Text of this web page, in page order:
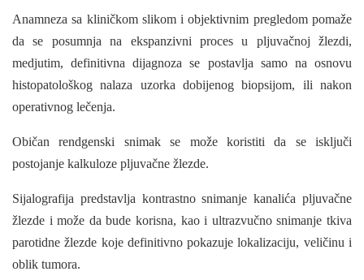
Anamneza sa kliničkom slikom i objektivnim pregledom pomaže
da se posumnja na ekspanzivni proces u pljuvačnoj žlezdi,
medjutim, definitivna dijagnoza se postavlja samo na osnovu
histopatološkog nalaza uzorka dobijenog biopsijom, ili nakon
operativnog lečenja.
Običan rendgenski snimak se može koristiti da se isključi
postojanje kalkuloze pljuvačne žlezde.
Sijalografija predstavlja kontrastno snimanje kanalića pljuvačne
žlezde i može da bude korisna, kao i ultrazvučno snimanje tkiva
parotidne žlezde koje definitivno pokazuje lokalizaciju, veličinu i
oblik tumora.